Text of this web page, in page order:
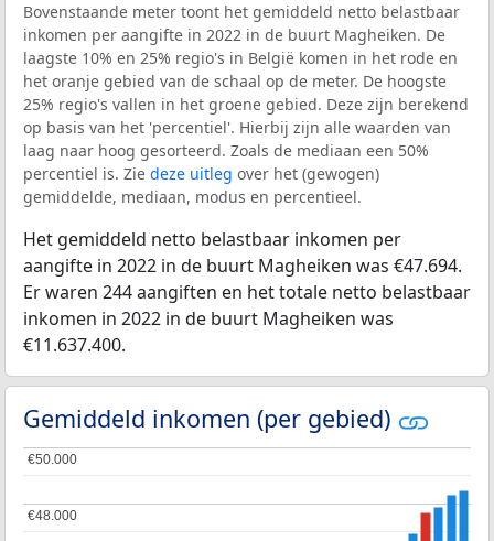
Bovenstaande meter toont het gemiddeld netto belastbaar
inkomen per aangifte in 2022 in de buurt Magheiken. De
laagste 10% en 25% regio's in België komen in het rode en
het oranje gebied van de schaal op de meter. De hoogste
25% regio's vallen in het groene gebied. Deze zijn berekend
op basis van het 'percentiel'. Hierbij zijn alle waarden van
laag naar hoog gesorteerd. Zoals de mediaan een 50%
percentiel is. Zie deze uitleg over het (gewogen)
gemiddelde, mediaan, modus en percentieel.
Het gemiddeld netto belastbaar inkomen per
aangifte in 2022 in de buurt Magheiken was €47.694.
Er waren 244 aangiften en het totale netto belastbaar
inkomen in 2022 in de buurt Magheiken was
€11.637.400.
Gemiddeld inkomen (per gebied)
€48.000
€48.000
€50.000
€50.000